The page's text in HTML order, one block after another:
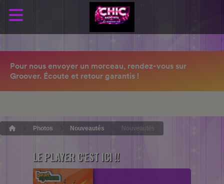
Photos Nouveautés Nouveautés
LE PLAYER C'EST ICI !!